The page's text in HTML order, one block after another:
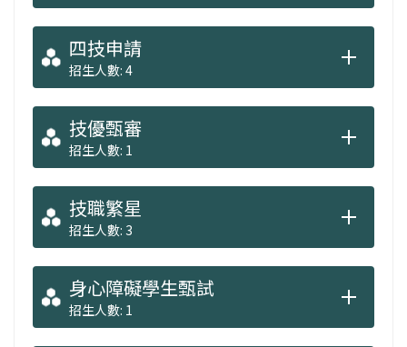
四技申請
招生人數: 4
技優甄審
招生人數: 1
技職繁星
招生人數: 3
身心障礙學生甄試
招生人數: 1